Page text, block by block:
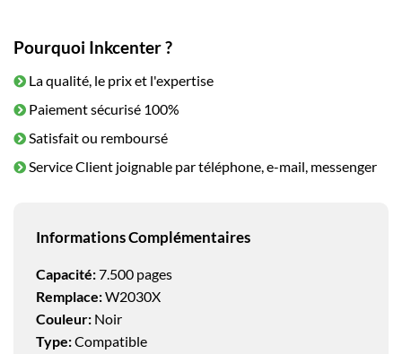
Pourquoi Inkcenter ?
La qualité, le prix et l'expertise
Paiement sécurisé 100%
Satisfait ou remboursé
Service Client joignable par téléphone, e-mail, messenger
Informations Complémentaires
Capacité:7.500 pages
Remplace:W2030X
Couleur: Noir
Type:Compatible